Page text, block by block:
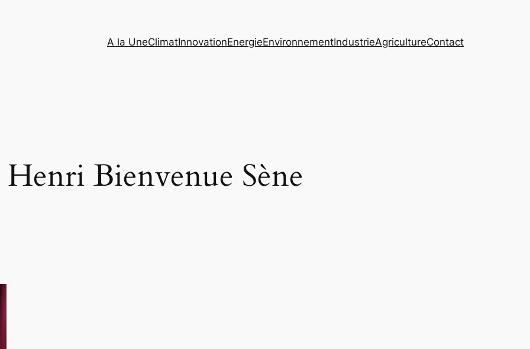
A la UneClimatInnovationEnergieEnvironnementIndustrieAgricultureContact
Henri Bienvenue Sène